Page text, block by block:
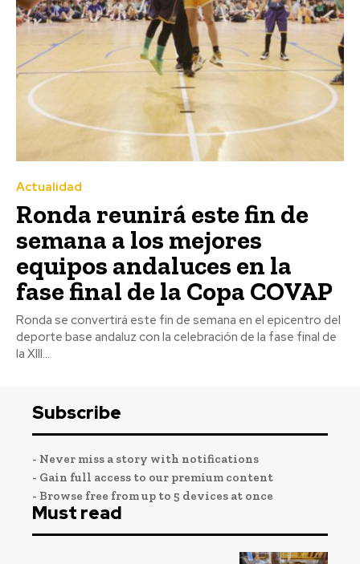
Actualidad
Ronda reunirá este fin de
semana a los mejores
equipos andaluces en la
fase final de la Copa COVAP
Ronda se convertirá este fin de semana en el epicentro del
deporte base andaluz con la celebración de la fase final de
la XIII...
Subscribe
- Never miss a story with notifications
- Gain full access to our premium content
- Browse free from up to 5 devices at once
Must read